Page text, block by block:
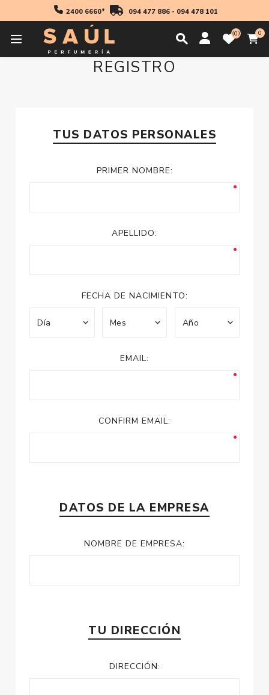
2400 6660* 094 477 886- 094 478 101
0 0
REGISTRO
TUS DATOS PERSONALES
PRIMER NOMBRE:
APELLIDO:
FECHA DE NACIMIENTO:
EMAIL:
CONFIRM EMAIL:
DATOS DE LA EMPRESA
NOMBRE DE EMPRESA:
TU DIRECCIÓN
DIRECCIÓN: